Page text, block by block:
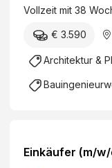
Vollzeit mit 38
€ 3.590
Architektur &
Einkäufer (m/w/